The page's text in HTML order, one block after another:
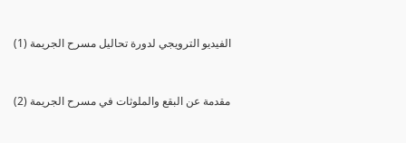
(1) الفيديو الترويجي لدورة تحاليل مسرح الجريمة
(2) مقدمة عن البقع والملوثات في مسرح الجريمة